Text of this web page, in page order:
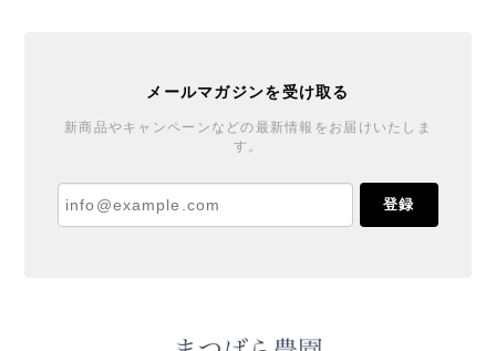
メールマガジンを受け取る
新商品やキャンペーンなどの最新情報をお届けいたしま
す。
登録